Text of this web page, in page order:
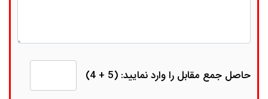
حاصل جمع مقابل را وارد نمایید: (5 + 4)